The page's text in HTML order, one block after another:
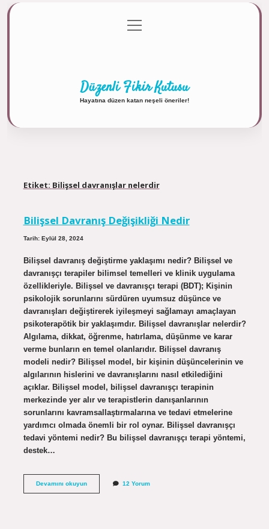
Gizlilik Politikası
menüyü
aç
Düzenli Fikir Kutusu
Hayatına düzen katan neşeli öneriler!
Etiket: Bilişsel davranışlar nelerdir
Bilişsel Davranış Değişikliği Nedir
Tarih: Eylül 28, 2024
Bilişsel davranış değiştirme yaklaşımı nedir? Bilişsel ve
davranışçı terapiler bilimsel temelleri ve klinik uygulama
özellikleriyle. Bilişsel ve davranışçı terapi (BDT); Kişinin
psikolojik sorunlarını sürdüren uyumsuz düşünce ve
davranışları değiştirerek iyileşmeyi sağlamayı amaçlayan
psikoterapötik bir yaklaşımdır. Bilişsel davranışlar nelerdir?
Algılama, dikkat, öğrenme, hatırlama, düşünme ve karar
verme bunların en temel olanlarıdır. Bilişsel davranış
modeli nedir? Bilişsel model, bir kişinin düşüncelerinin ve
algılarının hislerini ve davranışlarını nasıl etkilediğini
açıklar. Bilişsel model, bilişsel davranışçı terapinin
merkezinde yer alır ve terapistlerin danışanlarının
sorunlarını kavramsallaştırmalarına ve tedavi etmelerine
yardımcı olmada önemli bir rol oynar. Bilişsel davranışçı
tedavi yöntemi nedir? Bu bilişsel davranışçı terapi yöntemi,
destek…
Devamını okuyunBilişsel
12 Yorum